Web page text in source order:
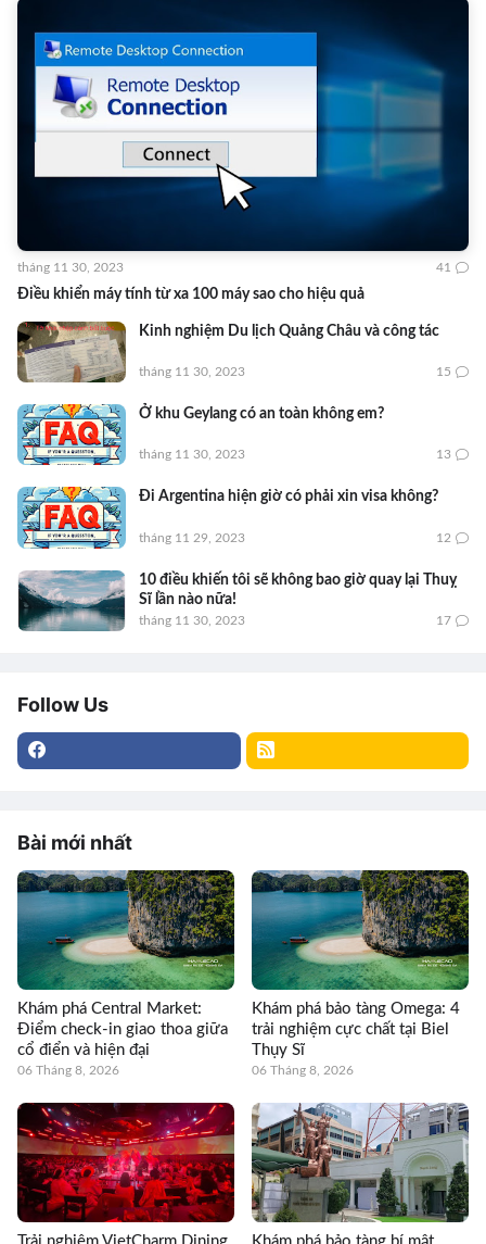
Điều khiển máy tính từ xa 100 máy sao cho hiệu quả
tháng 11 30, 2023 41
Kinh nghiệm Du lịch Quảng Châu và công tác
tháng 11 30, 2023 15
Ở khu Geylang có an toàn không em?
tháng 11 30, 2023 13
Đi Argentina hiện giờ có phải xin visa không?
tháng 11 29, 2023 12
10 điều khiến tôi sẽ không bao giờ quay lại Thuỵ
Sĩ lần nào nữa!
tháng 11 30, 2023 17
Follow Us
Bài mới nhất
Khám phá Central Market:
Điểm check-in giao thoa giữa
cổ điển và hiện đại
06 Tháng 8, 2026
Khám phá bảo tàng Omega: 4
trải nghiệm cực chất tại Biel
Thụy Sĩ
06 Tháng 8, 2026